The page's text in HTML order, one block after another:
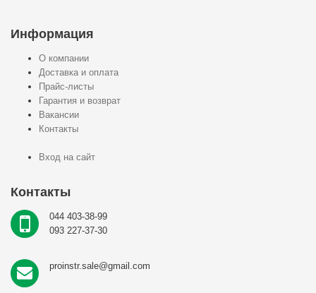
Информация
О компании
Доставка и оплата
Прайс-листы
Гарантия и возврат
Вакансии
Контакты
Вход на сайт
Контакты
044 403-38-99
093 227-37-30
proinstr.sale@gmail.com